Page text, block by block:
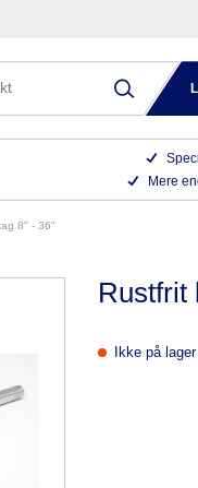
Mere
8" - 36"
Rustfrit
Ikke på lager